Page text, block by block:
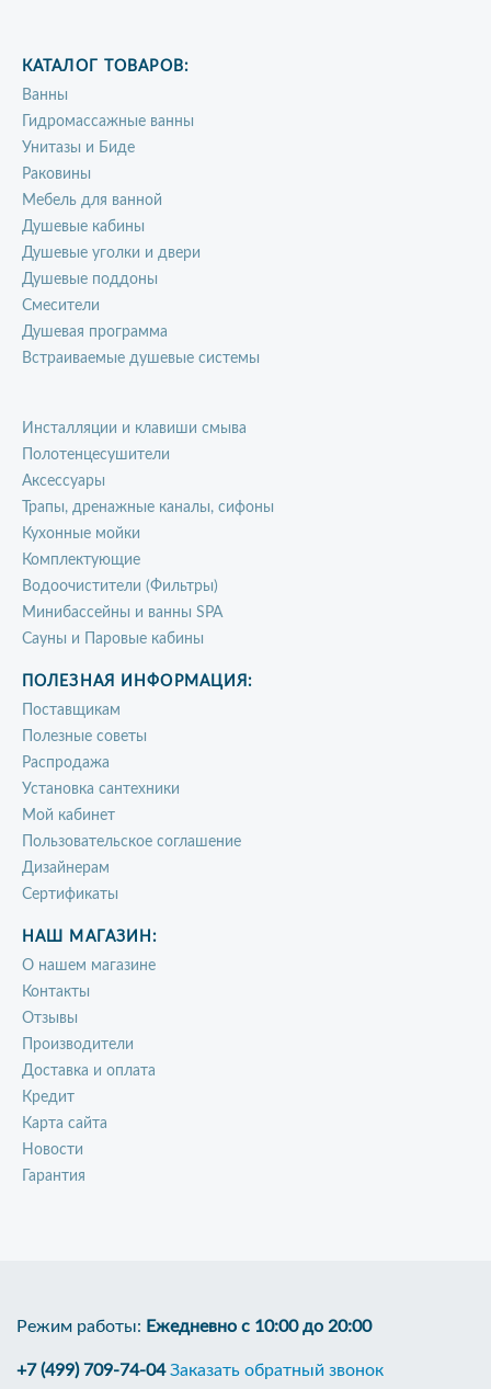
КАТАЛОГ ТОВАРОВ:
Ванны
Гидромассажные ванны
Унитазы и Биде
Раковины
Мебель для ванной
Душевые кабины
Душевые уголки и двери
Душевые поддоны
Смесители
Душевая программа
Встраиваемые душевые системы
Инсталляции и клавиши смыва
Полотенцесушители
Аксессуары
Трапы, дренажные каналы, сифоны
Кухонные мойки
Комплектующие
Водоочистители (Фильтры)
Минибассейны и ванны SPA
Сауны и Паровые кабины
ПОЛЕЗНАЯ ИНФОРМАЦИЯ:
Поставщикам
Полезные советы
Распродажа
Установка сантехники
Мой кабинет
Пользовательское соглашение
Дизайнерам
Сертификаты
НАШ МАГАЗИН:
О нашем магазине
Контакты
Отзывы
Производители
Доставка и оплата
Кредит
Карта сайта
Новости
Гарантия
Режим работы: Ежедневно с 10:00 до 20:00
+7 (499) 709-74-04 Заказать обратный звонок